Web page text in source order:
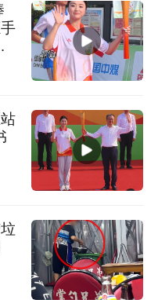
，希望青年学子以
能，并诚挚邀请师
情。